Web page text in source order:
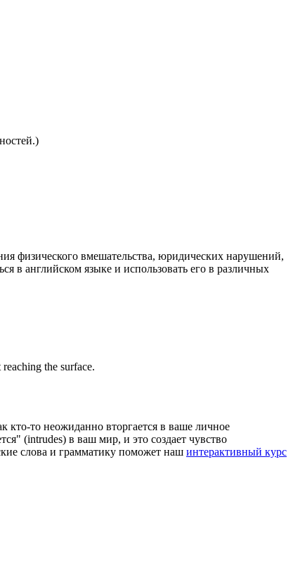
физического вмешательства, юридических нарушений,
в английском языке и использовать его в различных
the surface.
кто-то неожиданно вторгается в ваше личное
(intrudes) в ваш мир, и это создает чувство
слова и грамматику поможет наш интерактивный курс